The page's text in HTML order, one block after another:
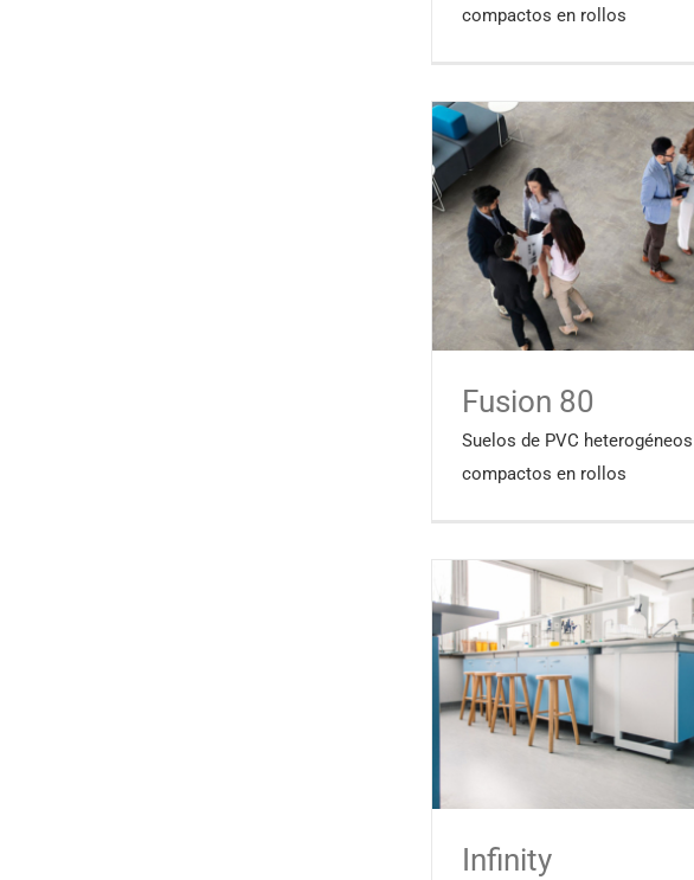
compactos en rollos
Fusion 80
Suelos de PVC heterogéneos
compactos en rollos
Infinity